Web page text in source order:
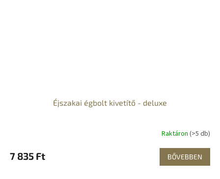
Éjszakai égbolt kivetítő - deluxe
Raktáron (>5 db)
7 835 Ft BŐVEBBEN